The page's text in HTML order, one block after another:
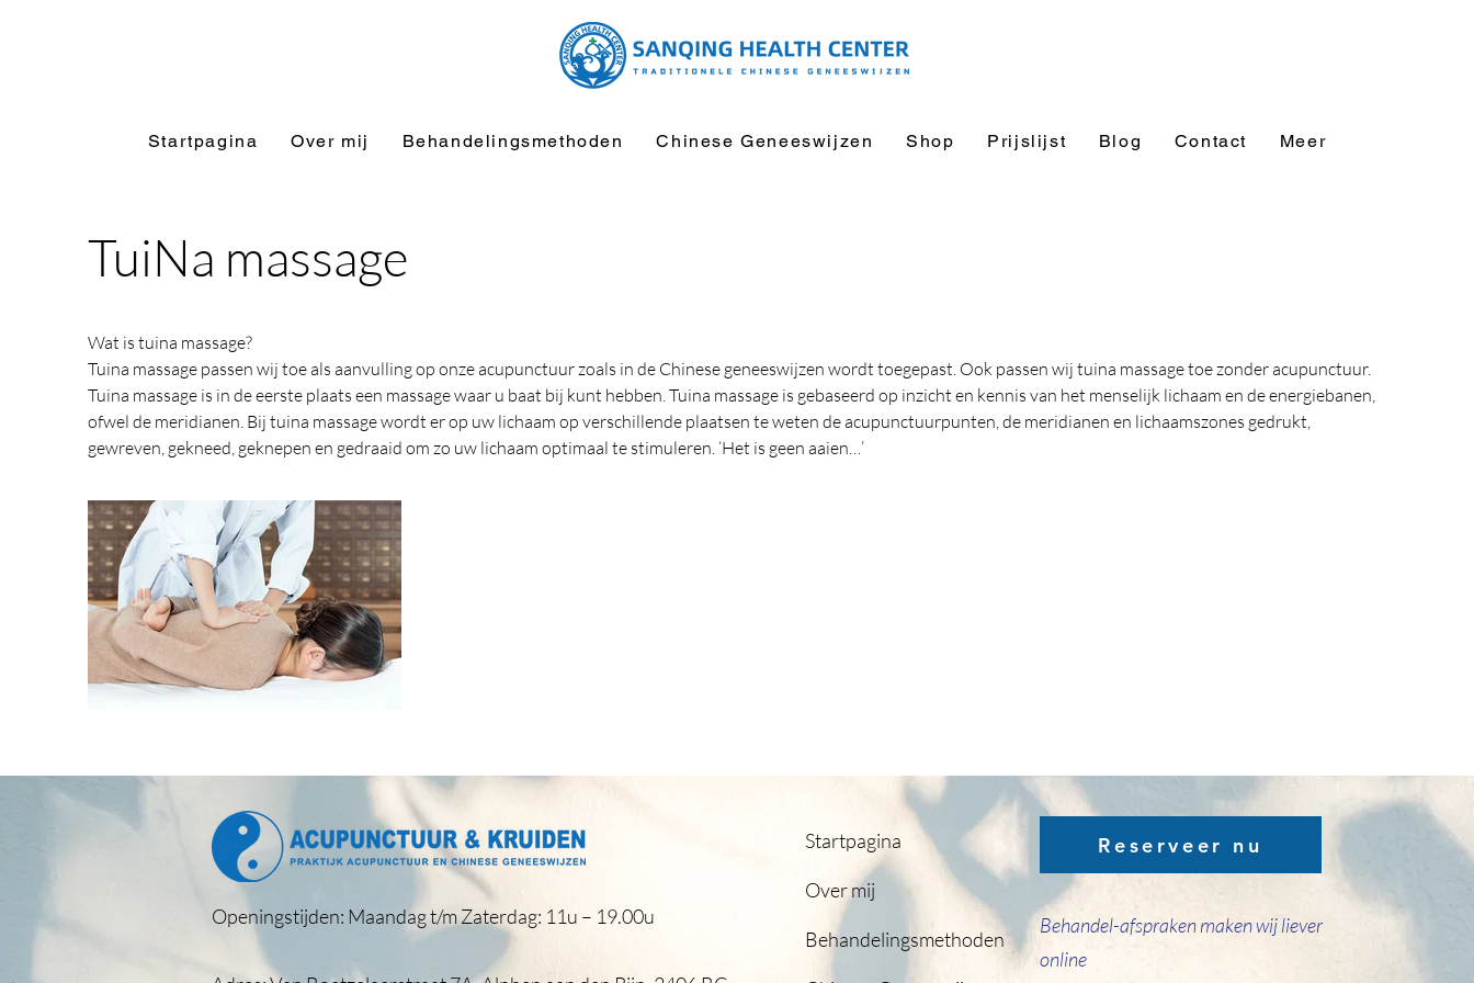
Startpagina Over mij Behandelingsmethoden Chinese Geneeswijzen Shop Prijslijst Blog Contact Meer
TuiNa massage
Wat is tuina massage?
Tuina massage passen wij toe als aanvulling op onze acupunctuur zoals in de Chinese geneeswijzen wordt toegepast. Ook passen wij tuina massage toe zonder acupunctuur.
Tuina massage is in de eerste plaats een massage waar u baat bij kunt hebben. Tuina massage is gebaseerd op inzicht en kennis van het menselijk lichaam en de energiebanen,
ofwel de meridianen. Bij tuina massage wordt er op uw lichaam op verschillende plaatsen te weten de acupunctuurpunten, de meridianen en lichaamszones gedrukt,
gewreven, gekneed, geknepen en gedraaid om zo uw lichaam optimaal te stimuleren. ‘Het is geen aaien…’
Openingstijden: Maandag t/m Zaterdag: 11u – 19.00u
Startpagina
Over mij
Behandelingsmethoden
Reserveer nu
Behandel-afspraken maken wij liever
online